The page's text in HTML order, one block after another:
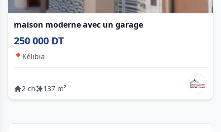
maison moderne avec un garage
250 000 DT
📍 Kélibia
2 ch 137 m²